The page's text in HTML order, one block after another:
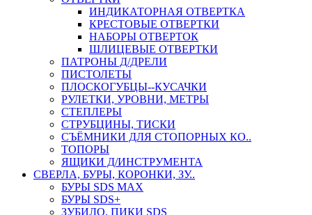
ИНДИКАТОРНАЯ ОТВЕРТКА
КРЕСТОВЫЕ ОТВЕРТКИ
НАБОРЫ ОТВЕРТОК
ШЛИЦЕВЫЕ ОТВЕРТКИ
ПАТРОНЫ Д/ДРЕЛИ
ПИСТОЛЕТЫ
ПЛОСКОГУБЦЫ--КУСАЧКИ
РУЛЕТКИ, УРОВНИ, МЕТРЫ
СТЕПЛЕРЫ
СТРУБЦИНЫ, ТИСКИ
СЪЁМНИКИ ДЛЯ СТОПОРНЫХ КО..
ТОПОРЫ
ЯЩИКИ Д/ИНСТРУМЕНТА
СВЕРЛА, БУРЫ, КОРОНКИ, ЗУ..
БУРЫ SDS MAX
БУРЫ SDS+
ЗУБИЛО, ПИКИ SDS